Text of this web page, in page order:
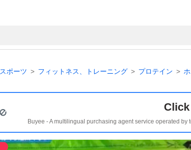
スポーツ フィットネス、トレーニング プロテイン
Buyee - A multilingual purchasing agent service operated